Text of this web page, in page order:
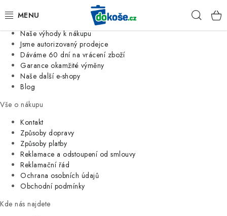
Jsme tradiční česká firma
Naše výhody k nákupu
Jsme autorizovaný prodejce
Dáváme 60 dní na vrácení zboží
Garance okamžité výměny
Naše další e-shopy
Blog
Vše o nákupu
Kontakt
Způsoby dopravy
Způsoby platby
Reklamace a odstoupení od smlouvy
Reklamační řád
Ochrana osobních údajů
Obchodní podmínky
Kde nás najdete
KOŠE
SÁČKY
KUCHYNĚ
ORGANIZACE
DOMÁCNOST
ÚKLID